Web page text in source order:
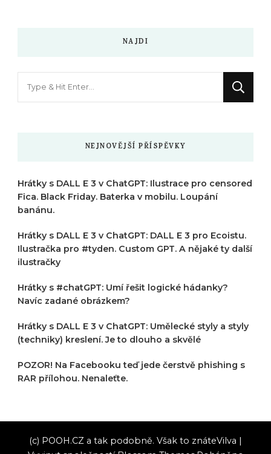
NAJDI
NEJNOVĚJŠÍ PŘÍSPĚVKY
Hrátky s DALL E 3 v ChatGPT: Ilustrace pro censored
Fica. Black Friday. Baterka v mobilu. Loupání
banánu.
Hrátky s DALL E 3 v ChatGPT: DALL E 3 pro Ecoistu.
Ilustračka pro #tyden. Custom GPT. A nějaké ty další
ilustračky
Hrátky s #chatGPT: Umí řešit logické hádanky?
Navíc zadané obrázkem?
Hrátky s DALL E 3 v ChatGPT: Umělecké styly a styly
(techniky) kreslení. Je to dlouho a skvělé
POZOR! Na Facebooku teď jede čerstvě phishing s
RAR přílohou. Nenaleťte.
(c) POOH.CZ a tak podobně. Však to znáteVilva |